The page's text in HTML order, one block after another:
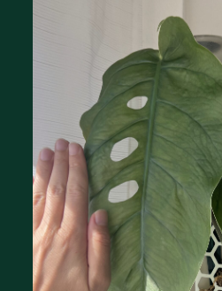
Spolehlivý prodejce
Prodejce má více jak 10 pozitivních
Twitter Email
Pokojové rostliny